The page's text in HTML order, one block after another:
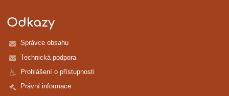
Odkazy
Správce obsahu
Technická podpora
Prohlášení o přístupnosti
Právní informace